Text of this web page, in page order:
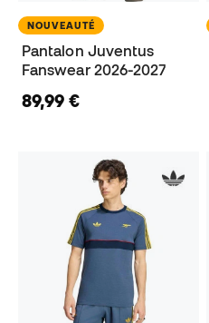
NOUVEAUTÉ
Pantalon Juventus
Fanswear 2026-2027
89,99 €